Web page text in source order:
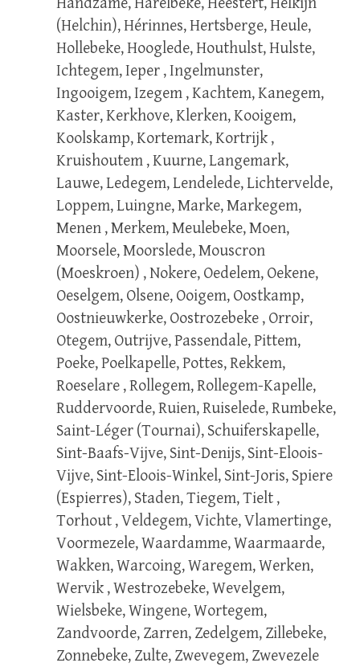
(Helchin), Hérinnes, Hertsberge, Heule,
Hollebeke, Hooglede, Houthulst, Hulste,
Ichtegem, Ieper , Ingelmunster,
Ingooigem, Izegem , Kachtem, Kanegem,
Kaster, Kerkhove, Klerken, Kooigem,
Koolskamp, Kortemark, Kortrijk ,
Kruishoutem , Kuurne, Langemark,
Lauwe, Ledegem, Lendelede, Lichtervelde,
Loppem, Luingne, Marke, Markegem,
Menen , Merkem, Meulebeke, Moen,
Moorsele, Moorslede, Mouscron
(Moeskroen) , Nokere, Oedelem, Oekene,
Oeselgem, Olsene, Ooigem, Oostkamp,
Oostnieuwkerke, Oostrozebeke , Orroir,
Otegem, Outrijve, Passendale, Pittem,
Poeke, Poelkapelle, Pottes, Rekkem,
Roeselare , Rollegem, Rollegem-Kapelle,
Ruddervoorde, Ruien, Ruiselede, Rumbeke,
Saint-Léger (Tournai), Schuiferskapelle,
Sint-Baafs-Vijve, Sint-Denijs, Sint-Eloois-
Vijve, Sint-Eloois-Winkel, Sint-Joris, Spiere
(Espierres), Staden, Tiegem, Tielt ,
Torhout , Veldegem, Vichte, Vlamertinge,
Voormezele, Waardamme, Waarmaarde,
Wakken, Warcoing, Waregem, Werken,
Wervik , Westrozebeke, Wevelgem,
Wielsbeke, Wingene, Wortegem,
Zandvoorde, Zarren, Zedelgem, Zillebeke,
Zonnebeke, Zulte, Zwevegem, Zwevezele